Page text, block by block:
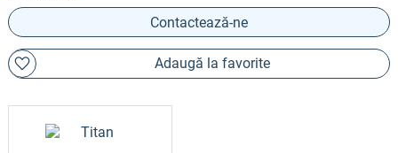
Contactează-ne
Adaugă la favorite